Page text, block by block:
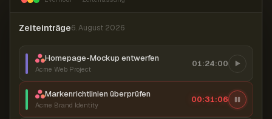
Zeiteinträge6. August 2026
Homepage-Mockup entwerfen
Acme Web Project
01:24:00
Markenrichtlinien überprüfen
Acme Brand Identity
00:31:07